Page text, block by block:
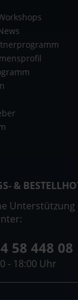
&
Unterstützung
58 448 08
- 18:00 Uhr